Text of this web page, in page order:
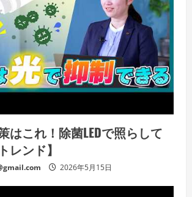
はこれ！除菌LEDで照らして
レンド】
2026年5月15日